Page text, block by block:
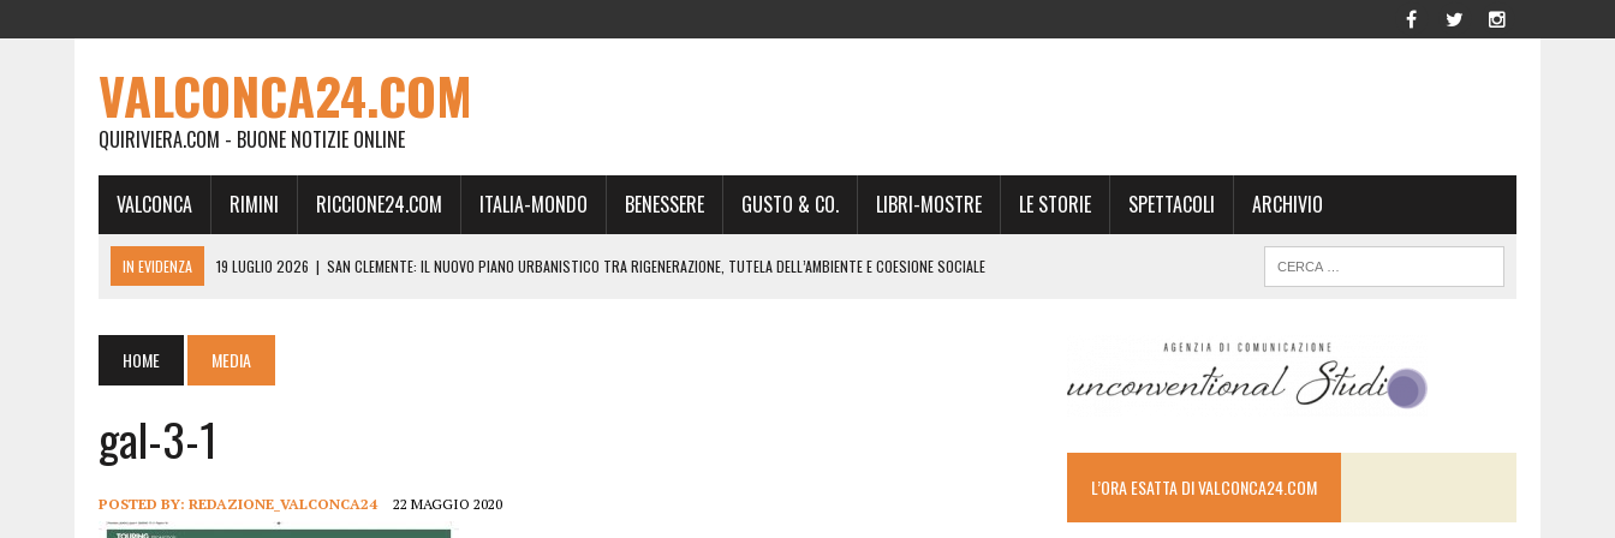
VALCONCA24.COM
QUIRIVIERA.COM - BUONE NOTIZIE ONLINE
VALCONCA RIMINI RICCIONE24.COM ITALIA-MONDO BENESSERE GUSTO & CO. LIBRI-MOSTRE LE STORIE SPETTACOLI ARCHIVIO
IN EVIDENZA 19 LUGLIO 2026 | SAN CLEMENTE: IL NUOVO PIANO URBANISTICO TRA RIGENERAZIONE, TUTELA DELL’AMBIENTE E COESIONE SOCIALE
19 FEBBRAIO 2026 | RIMINI, A IL GATTO SULL’ALBICOCCO ARRIVA ANDREA GIONCHETTI SOMMELIER DEL CALABRESE “QAFIZ”
28 GENNAIO 2026
18 DICEMBRE 2025
18 DICEMBRE 2025 | SAN CLEMENTE, SALA DEL CONSIGLIO INTITOLATA A GIACOMO MATTEOTTI: “VITTIMA DELLA FURIA FASCISTA”
HOME MEDIA
gal-3-1
POSTED BY: REDAZIONE_VALCONCA24 22 MAGGIO 2020
L’ORA ESATTA DI VALCONCA24.COM